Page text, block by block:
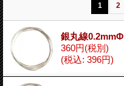
1 2
銀丸線0.2mmΦ
360円(税別)
(税込: 396円)